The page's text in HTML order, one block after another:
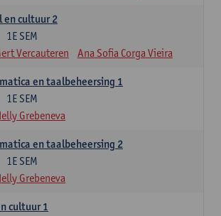
en cultuur 2
1E SEM
Vercauteren Ana Sofia Corga Vieira
en taalbeheersing 1
1E SEM
Grebeneva
en taalbeheersing 2
1E SEM
Grebeneva
cultuur 1